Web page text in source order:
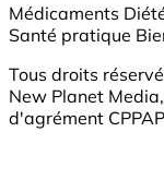
Médicaments
Santé pratique
Tous droits
New Planet
d'agrément